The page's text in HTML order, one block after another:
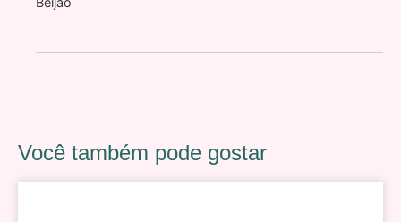
Você também pode gostar